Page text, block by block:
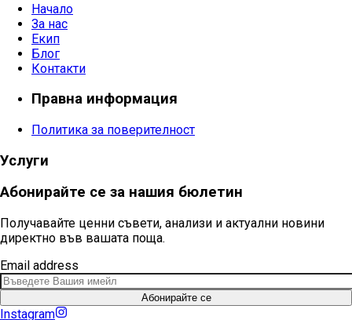
Начало
За нас
Екип
Блог
Контакти
Правна информация
Политика за поверителност
Услуги
Абонирайте се за нашия бюлетин
Получавайте ценни съвети, анализи и актуални новини
директно във вашата поща.
Email address
Абонирайте се
Instagram